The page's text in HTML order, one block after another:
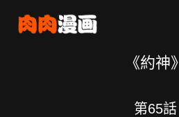
《約神》
第65話